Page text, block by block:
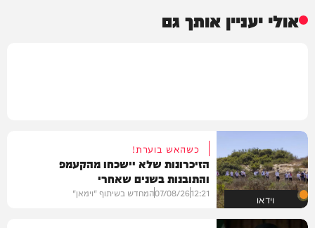
אולי יעניין אותך גם
וידאו
כשהאש בוערת!
הזיכרונות שלא יישכחו מהקעמפ
והתובנות בשנים שאחרי
12:21
07/08/26המחדש בשיתוף "וימאן"